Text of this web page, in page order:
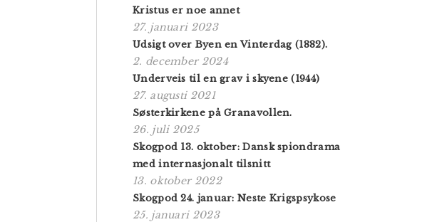
Kristus er noe annet
27. januari 2023
Udsigt over Byen en Vinterdag (1882).
2. december 2024
Underveis til en grav i skyene (1944)
27. augusti 2021
Søsterkirkene på Granavollen.
26. juli 2025
Skogpod 13. oktober: Dansk spiondrama
med internasjonalt tilsnitt
13. oktober 2022
Skogpod 24. januar: Neste Krigspsykose
25. januari 2023